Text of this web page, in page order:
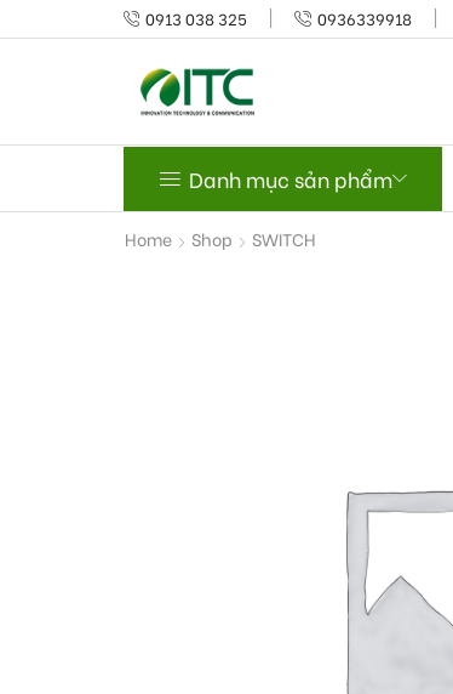
0913 038 325 0936339918
Danh mục sản phẩm
Home Shop SWITCH